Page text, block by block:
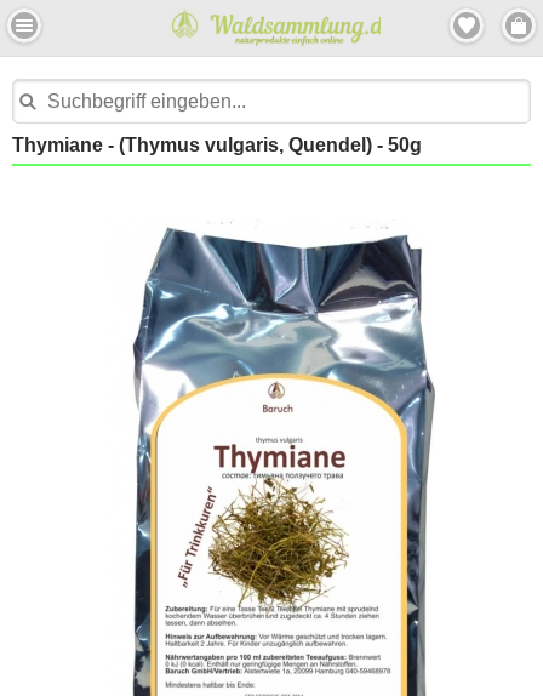
Thymiane - (Thymus vulgaris, Quendel) - 50g